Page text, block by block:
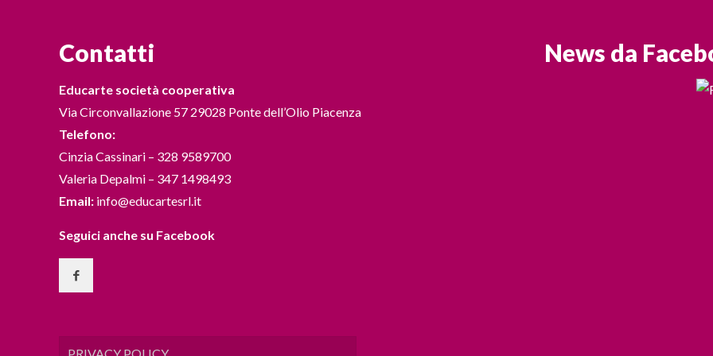
Contatti
Educarte società cooperativa
Via Circonvallazione 57 29028 Ponte dell’Olio Piacenza
Telefono:
Cinzia Cassinari – 328 9589700
Valeria Depalmi – 347 1498493
Email: info@educartesrl.it
Seguici anche su Facebook
PRIVACY POLICY
News da